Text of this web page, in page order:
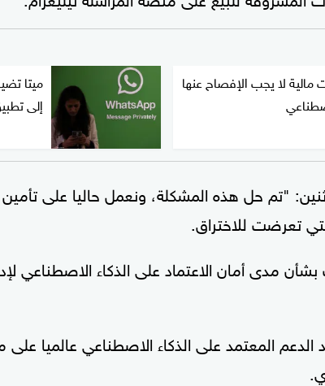
مالية لا يجب الإفصاح عنها
ميتا
إلى
"تم حل هذه المشكلة، ونعمل حاليا على تأمين
تعرضت للاختراق.
مدى أمان الاعتماد على الذكاء الاصطناعي
المعتمد على الذكاء الاصطناعي عالميا